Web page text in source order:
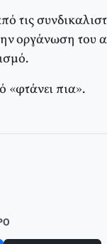
τις
οργάνωση του
«φτάνει πια».
τ.2 του Δικτύου